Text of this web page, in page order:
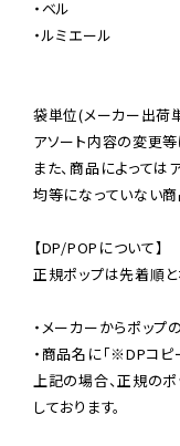
・ベル
・ルミエール
袋単位(メーカー出荷
アソート内容の変更等
また、商品によっては
均等になっていない商
【DP/POPについて】
正規ポップは先着順と
・メーカーからポッ
・商品名に「※DPコ
上記の場合、正規のポ
しております。